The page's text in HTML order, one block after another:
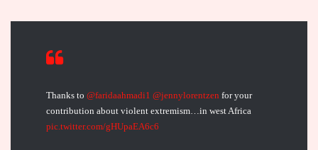
Thanks to @faridaahmadi1 @jennylorentzen for your
contribution about violent extremism…in west Africa
pic.twitter.com/gHUpaEA6c6